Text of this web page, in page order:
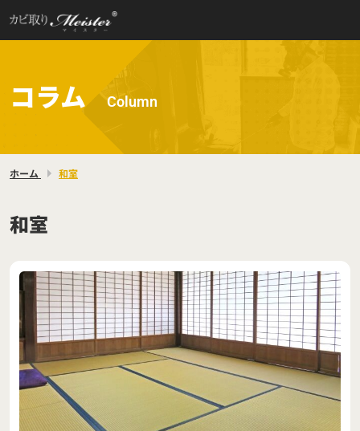
コラム Column
ホーム 和室
和室